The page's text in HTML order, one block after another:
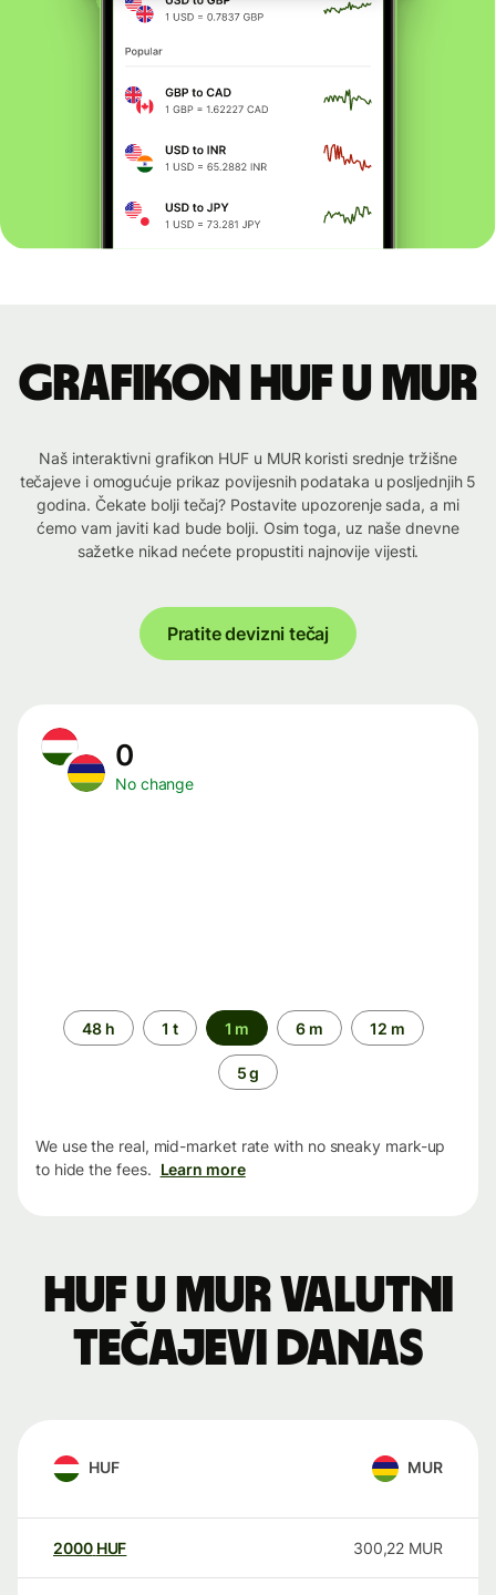
Grafikon HUF u MUR
Naš interaktivni grafikon HUF u MUR koristi srednje tržišne
tečajeve i omogućuje prikaz povijesnih podataka u posljednjih 5
godina. Čekate bolji tečaj? Postavite upozorenje sada, a mi
ćemo vam javiti kad bude bolji. Osim toga, uz naše dnevne
sažetke nikad nećete propustiti najnovije vijesti.
Pratite devizni tečaj
0
No change
Time
period
48 h 1 t 1 m 6 m 12 m
5 g
We use the real, mid-market rate with no sneaky mark-up
to hide the fees. Learn more
HUF u MUR valutni
tečajevi danas
HUF MUR
2000 HUF 300,22 MUR